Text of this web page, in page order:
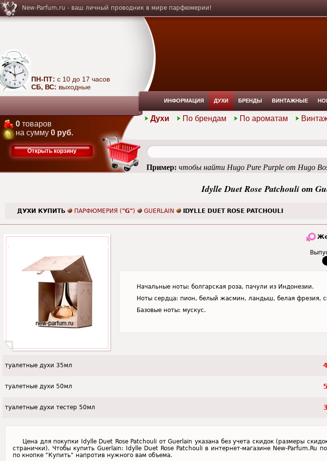
Idylle Duet Rose Patchouli от
ДУХИ КУПИТЬ ПАРФЮМЕРИЯ ( "G") GUERLAIN IDYLLE DUET ROSE PATCHOULI
Начальные ноты: болгарская роза, пачули из Индонезии.
Ноты сердца: пион, белый жасмин, ландыш, белая фрезия,
Базовые ноты: мускус.
туалетные духи 35мл
туалетные духи 50мл
туалетные духи тестер 50мл
Цена для покупки Idylle Duet Rose Patchouli от Guerlain указана без учета скидок (размеры
странички). Чтобы купить Guerlain: Idylle Duet Rose Patchouli в интернет-магазине New-Parfum.Ru
по кнопке "Купить" напротив нужного вам объема.
New-Parfum.ru - ваш личный проводник в мире парфюмерии!
ПН-ПТ: с 10 до 17 часов
СБ, ВС: выходные
ИНФОРМАЦИЯ ДУХИ БРЕНДЫ ВИНТАЖНЫЕ
Духи По брендам По ароматам
0 товаров
на сумму 0 руб.
Открыть корзину
Пример: чтобы найти Hugo Pure Purple от Hugo